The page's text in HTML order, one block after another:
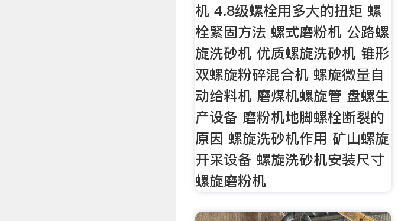
机 4.8级螺栓用多大的扭矩 螺
栓緊固方法 螺式磨粉机 公路螺
旋洗砂机 优质螺旋洗砂机 锥形
双螺旋粉碎混合机 螺旋微量自
动给料机 磨煤机螺旋管 盘螺生
产设备 磨粉机地脚螺栓断裂的
原因 螺旋洗砂机作用 矿山螺旋
开采设备 螺旋洗砂机安装尺寸
螺旋磨粉机